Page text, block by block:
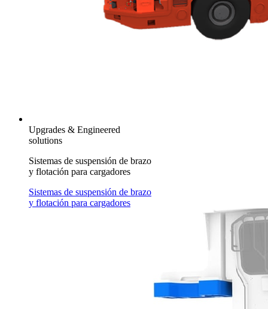
Upgrades & Engineered
solutions
Sistemas de suspensión de brazo
y flotación para cargadores
Sistemas de suspensión de brazo
y flotación para cargadores